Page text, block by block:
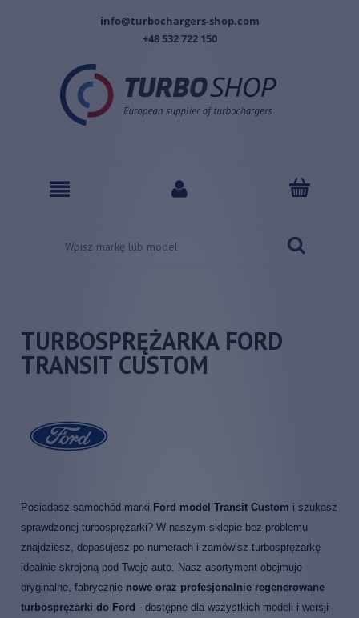
info@turbochargers-shop.com
+48 532 722 150
TURBOSPRĘŻARKA FORD
TRANSIT CUSTOM
Posiadasz samochód marki Ford model Transit Custom i szukasz
sprawdzonej turbosprężarki? W naszym sklepie bez problemu
znajdziesz, dopasujesz po numerach i zamówisz turbosprężarkę
idealnie skrojoną pod Twoje auto. Nasz asortyment obejmuje
oryginalne, fabrycznie nowe oraz profesjonalnie regenerowane
turbosprężarki do Ford - dostępne dla wszystkich modeli i wersji